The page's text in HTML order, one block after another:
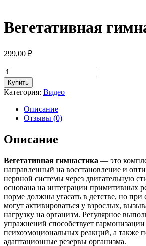
Вегетативная
299,00 ₽
Количество
товара
Вегетативная
гимнастика
Купить
Категория: Видео
Описание
Отзывы (0)
Описание
Вегетативная гимнастика — это
направленный на восстановление и
нервной системы через двигательную
основана на интеграции примитивных
норме должны угасать в детстве, но при
могут активироваться у взрослых,
нагрузку на организм. Регулярное
упражнений способствует
психоэмоциональных реакций, а также
адаптационные резервы организма.